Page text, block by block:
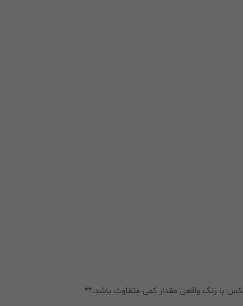
با رنگ واقعی مقدار کمی متفاوت باشد.**